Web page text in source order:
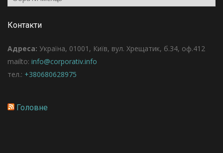
Контакти
Адреса: Україна, 01001, Київ, вул. Хрещатик, б.34, оф.412
mailto: info@corporativ.info
тел.: +380680628975
Головне